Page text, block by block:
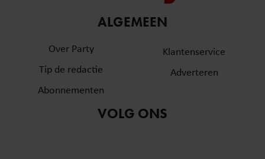
ALGEMEEN
Over Party
Tip de redactie
Abonnementen
Klantenservice
Adverteren
VOLG ONS